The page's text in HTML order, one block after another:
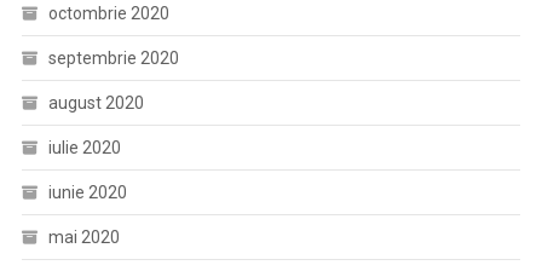
octombrie 2020
septembrie 2020
august 2020
iulie 2020
iunie 2020
mai 2020